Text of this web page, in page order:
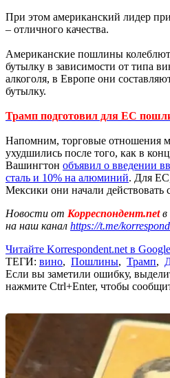
При этом американский лидер
– отличного качества.
Американские пошлины
бутылку в зависимости от типа
алкоголя, в Европе они
бутылку.
Трамп подготовил для ЕС
Напомним, торговые
ухудшились после того, как в
Вашингтон объявил о введении
сталь и 10% на алюминий. Для
Мексики они начали действовать
Новости от Корреспондент.netв
на наш канал https://t.me/
Читайте Korrespondent.net в
ТЕГИ: вино, Пошлины, Трамп,
Если вы заметили ошибку,
нажмите Ctrl+Enter, чтобы